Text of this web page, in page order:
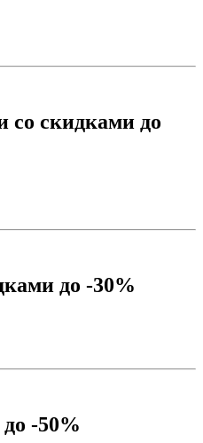
скидками до
до -30%
-50%